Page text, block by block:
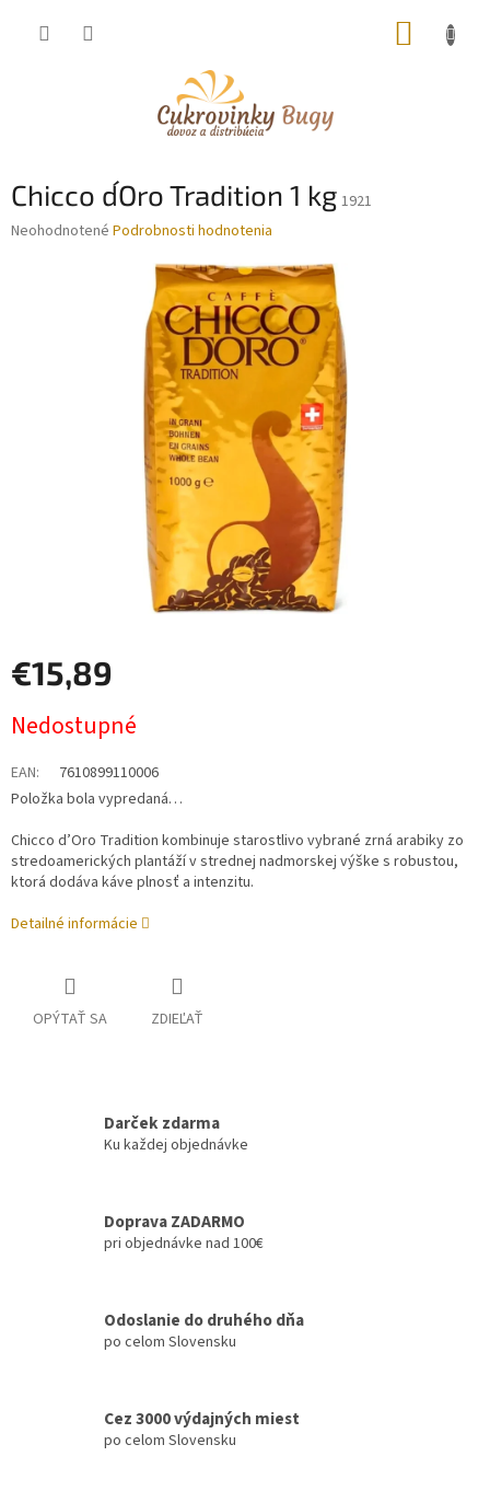
Chicco d´Oro Tradition 1 kg 1921
Priemerné
Neohodnotené Podrobnosti hodnotenia
€15,89
cena:
Nedostupné
EAN:
7610899110006
Položka bola vypredaná…
Chicco d’Oro Tradition kombinuje starostlivo vybrané zrná arabiky zo
stredoamerických plantáží v strednej nadmorskej výške s robustou,
ktorá dodáva káve plnosť a intenzitu.
Detailné informácie
OPÝTAŤ SA ZDIEĽAŤ
Darček zdarma
Ku každej objednávke
Doprava ZADARMO
pri objednávke nad 100€
Odoslanie do druhého dňa
po celom Slovensku
Cez 3000 výdajných miest
po celom Slovensku